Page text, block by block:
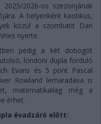
2026-os szezonjának
A helyenként kaotikus,
közül a szombatit Dan
nyerte.
pedig a két dobogót
londoni dupla forduló
Evans és 5 pont Pascal
Rowland lemaradása is
matematikailag még a
érhet.
évadzáró előtt: